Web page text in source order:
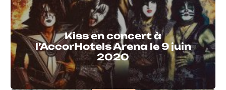
Kiss en concert à
l’AccorHotels Arena le 9 juin
2020